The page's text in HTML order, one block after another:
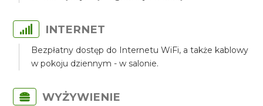
INTERNET
Bezpłatny dostęp do Internetu WiFi, a także kablowy
w pokoju dziennym - w salonie.
WYŻYWIENIE